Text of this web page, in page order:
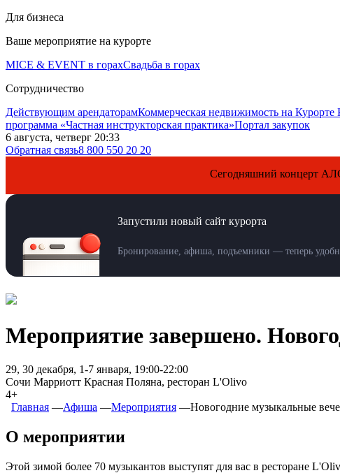
Для бизнеса
Ваше мероприятие на курорте
MICE & EVENT в горахСвадьба в горах
Сотрудничество
Действующим арендаторамКоммерческая недвижимость на Курорте
программа «Частная инструкторская практика»Портал закупок
6 августа, четверг 20:33
Обратная связь8 800 550 20 20
Сегодняшний концерт АЛСУ в
Запустили новый сайт курорта
Бронирование, афиша, подъемники — теперь
Мероприятие завершено.
29, 30 декабря, 1-7 января, 19:00-22:00
Сочи Марриотт Красная Поляна, ресторан L'Olivo
4+
Главная ―Афиша ―Мероприятия ―Новогодние музыкальные
О мероприятии
Этой зимой более 70 музыкантов выступят для вас в ресторане